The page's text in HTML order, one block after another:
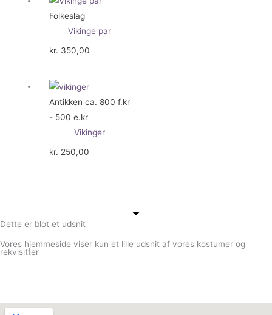
Folkeslag
Vikinge par
kr. 350,00
Antikken ca. 800 f.kr
- 500 e.kr
Vikinger
kr. 250,00
Dette er blot et udsnit
Vores hjemmeside viser kun et lille udsnit af vores kostumer og
rekvisitter